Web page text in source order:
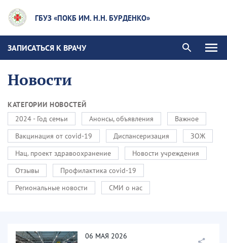
ГБУЗ «ПОКБ ИМ. Н.Н. БУРДЕНКО»
ЗАПИСАТЬСЯ К ВРАЧУ
Новости
КАТЕГОРИИ НОВОСТЕЙ
2024 - Год семьи
Анонсы, объявления
Важное
Вакцинация от covid-19
Диспансеризация
ЗОЖ
Нац. проект здравоохранение
Новости учреждения
Отзывы
Профилактика covid-19
Региональные новости
СМИ о нас
06 МАЯ 2026